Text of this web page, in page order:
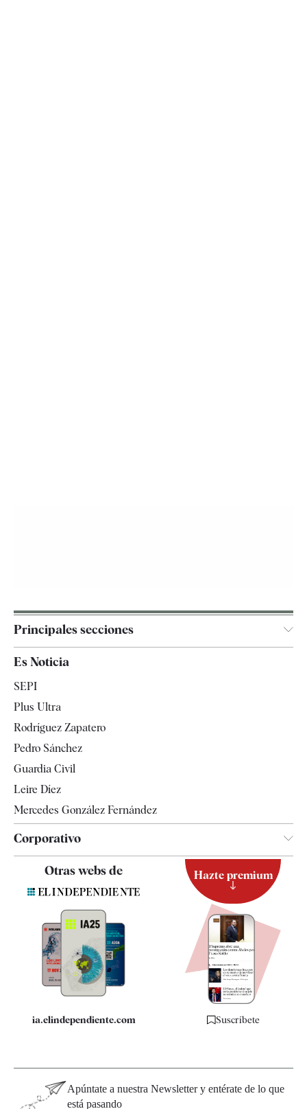
Principales secciones
Televisión
Es Noticia
SEPI
Plus Ultra
Rodríguez Zapatero
Pedro Sánchez
Guardia Civil
Leire Díez
Mercedes González Fernández
Corporativo
Quiénes somos
Especificaciones
Otras webs de
ia.elindependiente.com
Hazte premium
Suscríbete
Apúntate a nuestra Newsletter y entérate de lo que
está pasando